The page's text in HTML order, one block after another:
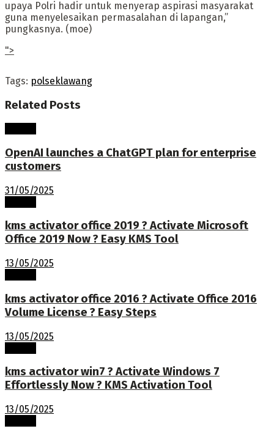
upaya Polri hadir untuk menyerap aspirasi masyarakat
guna menyelesaikan permasalahan di lapangan,”
pungkasnya. (moe)
">
Tags: polseklawang
Related Posts
OpenAI launches a ChatGPT plan for enterprise
customers
31/05/2025
kms activator office 2019 ? Activate Microsoft
Office 2019 Now ? Easy KMS Tool
13/05/2025
kms activator office 2016 ? Activate Office 2016
Volume License ? Easy Steps
13/05/2025
kms activator win7 ? Activate Windows 7
Effortlessly Now ? KMS Activation Tool
13/05/2025